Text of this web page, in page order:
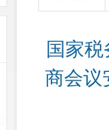
国家
商会议